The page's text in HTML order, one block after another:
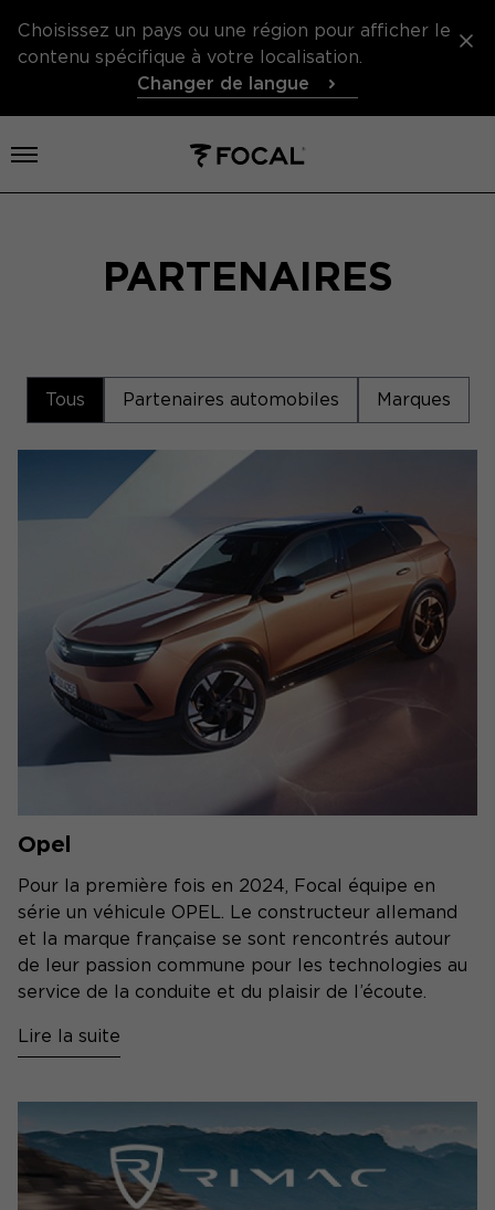
Choisissez un pays ou une région pour afficher le
contenu spécifique à votre localisation.
Changer de langue
Ouvrir le menu
PARTENAIRES
Tous Partenaires automobiles Marques
Opel
Pour la première fois en 2024, Focal équipe en
série un véhicule OPEL. Le constructeur allemand
et la marque française se sont rencontrés autour
de leur passion commune pour les technologies au
service de la conduite et du plaisir de l’écoute.
Lire la suite